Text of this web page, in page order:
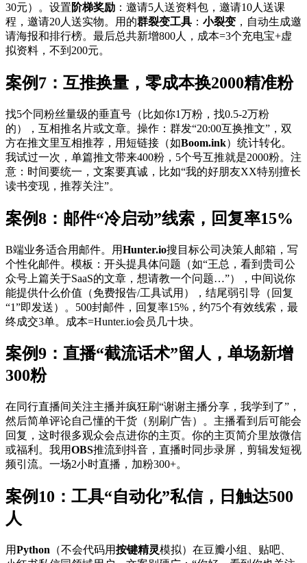
30元）。设置阶梯奖励 ：邀请5人送资料包，邀请10人送课
程，邀请20人送实物。用的群裂变工具 ： 小裂变 ，自动生成邀
请海报和排行榜。最后总共新增800人，成本=3个充电宝+虚
拟资料，不到200元。
案例7：互推换量，零成本换2000精准粉
找5个同粉丝量级的垂直号（比如你1万粉，找0.5-2万粉
的），互相推名片或文章。操作：群发“20:00互换推文”，双
方在推文里互相推荐，用短链接（如Boom.ink）统计转化。
我试过一次，单篇推文带来400粉，5个号互推就是2000粉。注
意：时间要统一，文案要真诚，比如“我的好朋友XX特别擅长
读书变现，推荐关注”。
案例8：邮件“冷启动”线索，回复率15%
B端业务适合用邮件。用Hunter.io搜目标公司决策人邮箱，写
个性化邮件。模板：开头提具体问题（如“王总，看到贵司公
众号上篇关于SaaS的文章，想请教一个问题…”），中间说你
能提供什么价值（免费报告/工具试用），结尾弱引导（回复
“1”即发送）。500封邮件，回复率15%，约75个有效线索，最
终成交3单。成本=Hunter.io会员几十块。
案例9：直播“截流话术”留人，单场新增
300粉
在同行直播间关注主播并疯狂刷“谢谢主播分享，我学到了”，
然后简单评论自己懂的干货（别刷广告）。主播看到后可能会
回复，这时很多观众会点进你的主页。你的主页简介里放微信
或福利。我用OBS推流到抖音，直播时同步录屏，剪辑发短视
频引流。一场2小时直播，加粉300+。
案例10：工具“自动化”私信，日触达500
人
用Python （不会代码用按键精灵模拟）在豆瓣小组、贴吧、